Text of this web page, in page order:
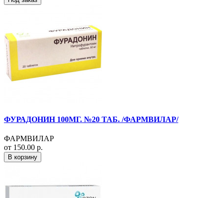
ФУРАДОНИН 100МГ. №20 ТАБ. /ФАРМВИЛАР/
ФАРМВИЛАР
от 150.00 р.
В корзину